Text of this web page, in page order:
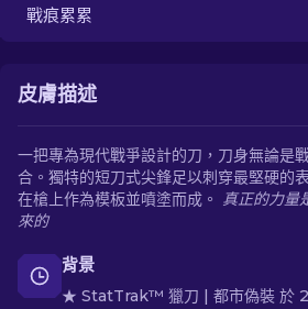
戰痕累累
皮膚描述
一把專為現代戰爭設計的刀，刀身無論是
合。獨特的短刀式尖鋒足以刺穿最堅硬的
在槍上作為模板並噴塗而成。 真正的力量
來的
背景
★ StatTrak™ 獵刀 | 都市偽裝 於